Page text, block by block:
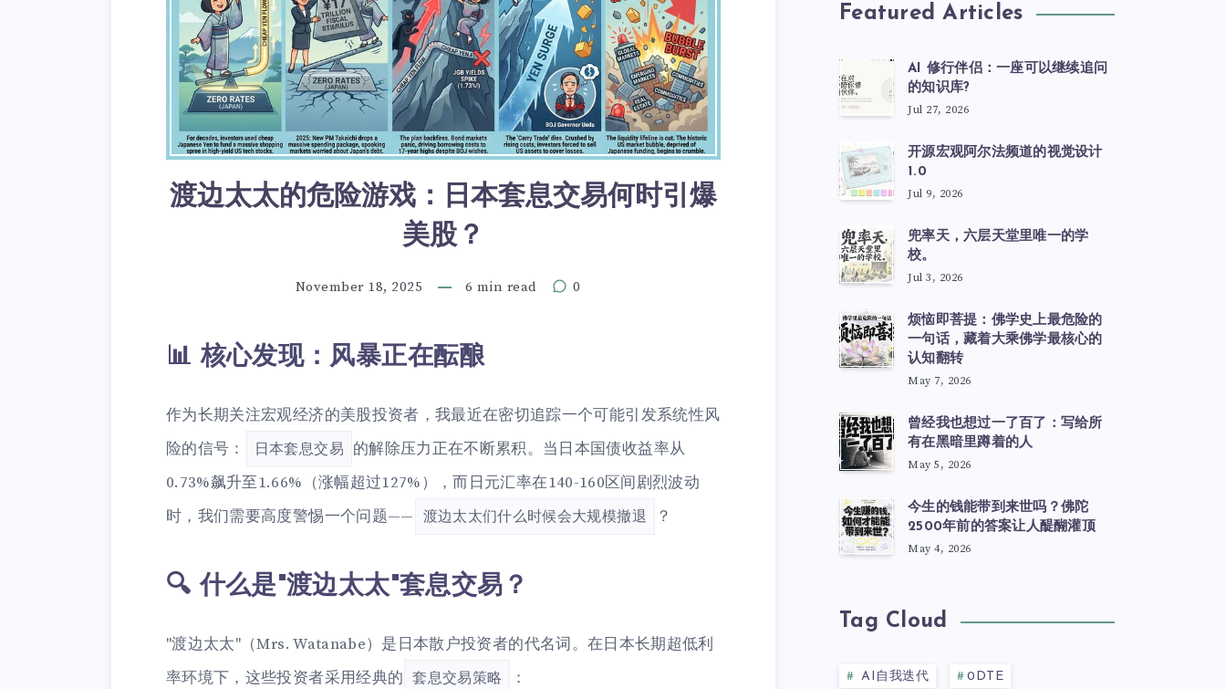
渡边太太的危险游戏：日本套息交易何时引爆
美股？
November 18, 2025 6 min read 0
📊 核心发现：风暴正在酝酿
作为长期关注宏观经济的美股投资者，我最近在密切追踪一个可能引发系统性风
险的信号：
日本套息交易
的解除压力正在不断累积。当日本国债收益率从
0.73%飙升至1.66%（涨幅超过127%），而日元汇率在140-160区间剧烈波动
时，我们需要高度警惕一个问题——
渡边太太们什么时候会大规模撤退 ？
🔍 什么是"渡边太太"套息交易？
"渡边太太"（Mrs. Watanabe）是日本散户投资者的代名词。在日本长期超低利
率环境下，这些投资者采用经典的 套息交易策略 ：
Featured Articles
AI 修行伴侣：一座可以继续追问
的知识库?
Jul 27, 2026
开源宏观阿尔法频道的视觉设计
1.0
Jul 9, 2026
兜率天，六层天堂里唯一的学
校。
Jul 3, 2026
烦恼即菩提：佛学史上最危险的
一句话，藏着大乘佛学最核心的
认知翻转
May 7, 2026
曾经我也想过一了百了：写给所
有在黑暗里蹲着的人
May 5, 2026
今生的钱能带到来世吗？佛陀
2500年前的答案让人醍醐灌顶
May 4, 2026
Tag Cloud
AI自我迭代 0DTE